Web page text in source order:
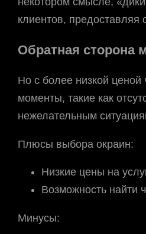
клиентов, предоставляя
Обратная сторона
Но с более низкой ценой
моменты, такие как
нежелательным
Плюсы выбора окраин:
Низкие цены на
Возможность найти
Минусы: